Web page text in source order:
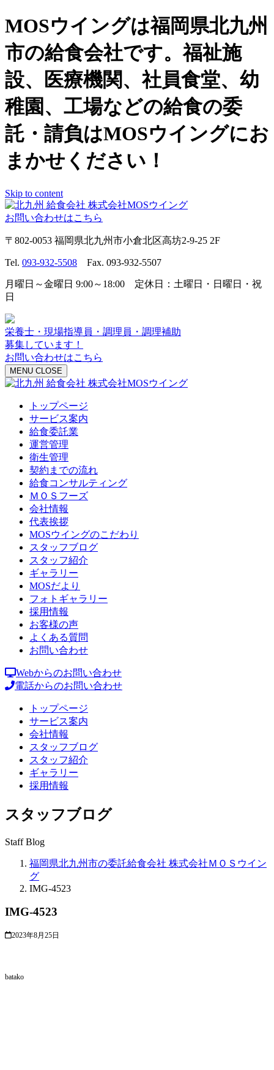
MOSウイングは福岡県北九州
市の給食会社です。福祉施
設、医療機関、社員食堂、幼
稚園、工場などの給食の委
託・請負はMOSウイングにお
まかせください！
Skip to content
お問い合わせはこちら
〒802-0053 福岡県北九州市小倉北区高坊2-9-25 2F
Tel. 093-932-5508 Fax. 093-932-5507
月曜日～金曜日 9:00～18:00 定休日：土曜日・日曜日・祝
日
栄養士・現場指導員・調理員・調理補助
募集しています！
お問い合わせはこちら
MENU CLOSE
トップページ
サービス案内
給食委託業
運営管理
衛生管理
契約までの流れ
給食コンサルティング
ＭＯＳフーズ
会社情報
代表挨拶
MOSウイングのこだわり
スタッフブログ
スタッフ紹介
ギャラリー
MOSだより
フォトギャラリー
採用情報
お客様の声
よくある質問
お問い合わせ
Webからのお問い合わせ
電話からのお問い合わせ
トップページ
サービス案内
会社情報
スタッフブログ
スタッフ紹介
ギャラリー
採用情報
スタッフブログ
Staff Blog
福岡県北九州市の委託給食会社 株式会社ＭＯＳウイン
グ
IMG-4523
IMG-4523
2023年8月25日
batako